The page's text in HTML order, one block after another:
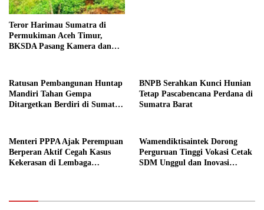
Teror Harimau Sumatra di
Permukiman Aceh Timur,
BKSDA Pasang Kamera dan
Ratusan Pembangunan Huntap
Mandiri Tahan Gempa
Ditargetkan Berdiri di Sumatra
BNPB Serahkan Kunci Hunian
Tetap Pascabencana Perdana di
Sumatra Barat
Menteri PPPA Ajak Perempuan
Berperan Aktif Cegah Kasus
Kekerasan di Lembaga
Wamendiktisaintek Dorong
Perguruan Tinggi Vokasi Cetak
SDM Unggul dan Inovasi